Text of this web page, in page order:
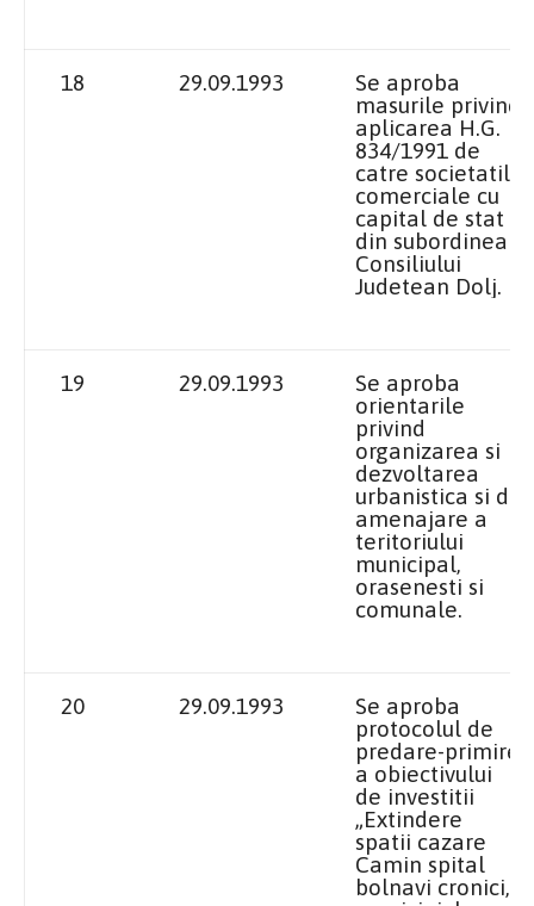
18 29.09.1993
Se aproba
masurile privind
aplicarea H.G.
834/1991 de
catre societatile
comerciale cu
capital de stat
din subordinea
Consiliului
Judetean Dolj.
19 29.09.1993
Se aproba
orientarile
privind
organizarea si
dezvoltarea
urbanistica si de
amenajare a
teritoriului
municipal,
orasenesti si
comunale.
20 29.09.1993
Se aproba
protocolul de
predare-primire
a obiectivului
de investitii
„Extindere
spatii cazare
Camin spital
bolnavi cronici,